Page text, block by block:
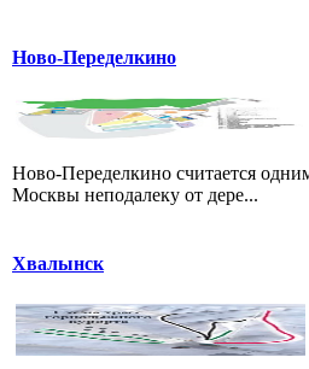
Ново-Переделкино
Ново-Переделкино считается
Москвы неподалеку от дере...
Хвалынск